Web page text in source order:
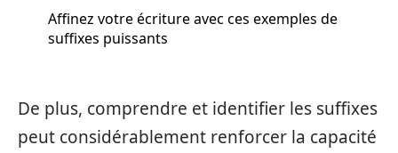
Affinez votre écriture avec ces exemples de
suffixes puissants
De plus, comprendre et identifier les suffixes
peut considérablement renforcer la capacité